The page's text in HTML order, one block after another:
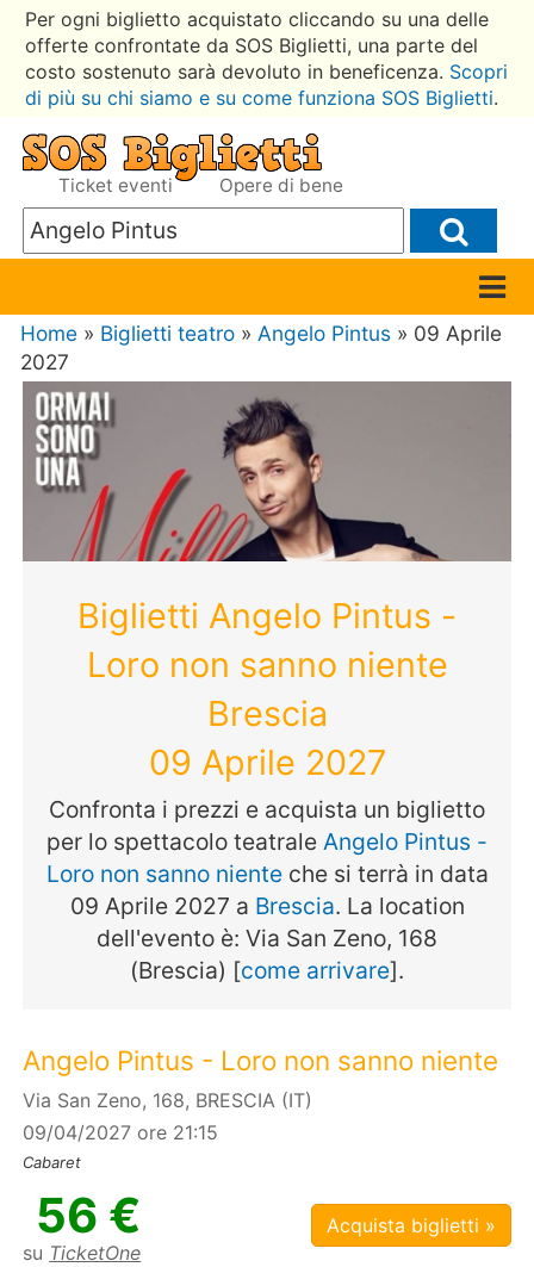
Per ogni biglietto acquistato cliccando su una delle
offerte confrontate da SOS Biglietti, una parte del
costo sostenuto sarà devoluto in beneficenza. Scopri
di più su chi siamo e su come funziona SOS Biglietti.
Ticket eventi Opere di bene
Home » Biglietti teatro »Angelo Pintus » 09 Aprile
2027
Biglietti Angelo Pintus -
Loro non sanno niente
Brescia
09 Aprile 2027
Confronta i prezzi e acquista un biglietto
per lo spettacolo teatrale Angelo Pintus -
Loro non sanno nienteche si terrà in data
09 Aprile 2027 a Brescia. La location
dell'evento è: Via San Zeno, 168
(Brescia) [come arrivare].
Angelo Pintus - Loro non sanno niente
Via San Zeno, 168, BRESCIA (IT)
09/04/2027 ore 21:15
Cabaret
56 €
su TicketOne
Acquista biglietti »